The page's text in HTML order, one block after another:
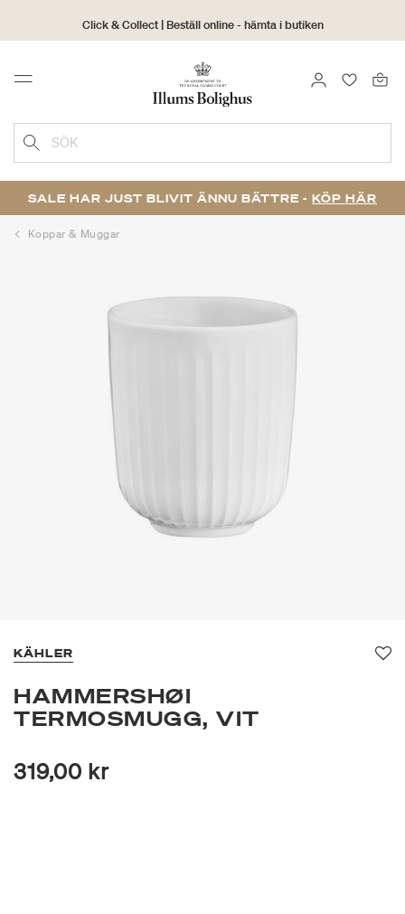
Click & Collect | Beställ online - hämta i butiken
30 dagars returrätt
Menu LOGGA IN
SÖK
SALE HAR JUST BLIVIT ÄNNU BÄTTRE - KÖP HÄR
Koppar & Muggar
KÄHLER
HAMMERSHØI
TERMOSMUGG, VIT
319,00 kr